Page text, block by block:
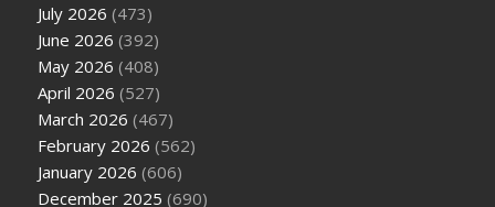
July 2026 (473)
June 2026 (392)
May 2026 (408)
April 2026 (527)
March 2026 (467)
February 2026 (562)
January 2026 (606)
December 2025 (690)